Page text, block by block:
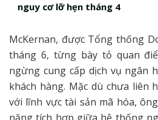
nguy cơ lỡ hẹn tháng 4
McKernan, được Tổng thống
tháng 6, từng bày tỏ quan
ngừng cung cấp dịch vụ ngân
khách hàng. Mặc dù chưa liên
với lĩnh vực tài sản mã hóa,